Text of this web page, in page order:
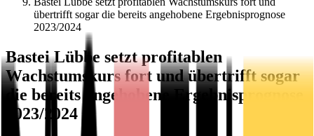
übertrifft sogar die bereits angehobene Ergebnisprognose
2023/2024
Bastei Lübbe setzt profitablen
Wachstumskurs fort und übertrifft sogar
die bereits angehobene Ergebnisprognose
2023/2024